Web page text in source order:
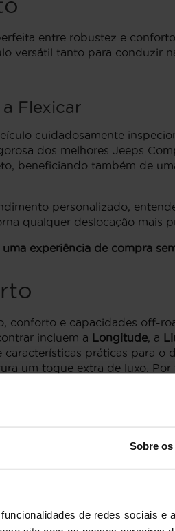
Sobre
de redes sociais e
entre robustez e
versátil tanto para conduzir
Flexicar
cuidadosamente
dos melhores Jeeps
beneficiando também de
personalizado,
qualquer deslocação mais
experiência de compra
conforto e capacidades off-
incluem a Longitude, a
práticas para o
um toque extra de luxo. Por
seleção de confiança, com
e preferências dos